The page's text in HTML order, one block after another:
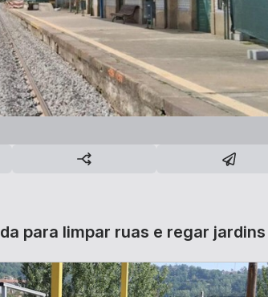
para limpar ruas e regar jardins